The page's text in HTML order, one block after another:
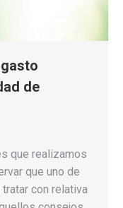
de
que realizamos
que uno de
con relativa